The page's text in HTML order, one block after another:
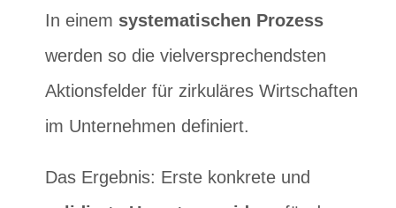
In einem systematischen Prozess
werden so die vielversprechendsten
Aktionsfelder für zirkuläres Wirtschaften
im Unternehmen definiert.
Das Ergebnis: Erste konkrete und